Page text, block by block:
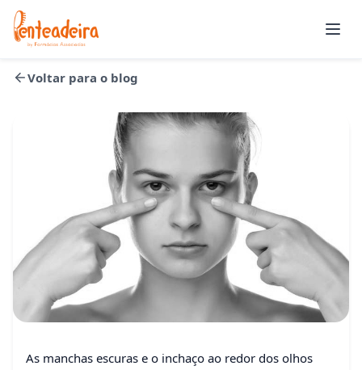
Abrir
Voltar para o blog
Beleza
As manchas escuras e o inchaço ao redor dos olhos